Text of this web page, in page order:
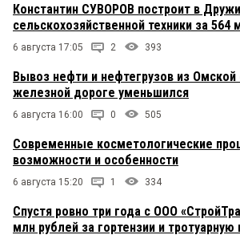
Константин СУВОРОВ построит в
сельскохозяйственной техники за 564
6 августа 17:05 2 393
Вывоз нефти и нефтегрузов из Омской
железной дороге уменьшился
6 августа 16:00 0 505
Современные косметологические
возможности и особенности
6 августа 15:20 1 334
Спустя ровно три года с ООО
млн рублей за гортензии и тротуарную